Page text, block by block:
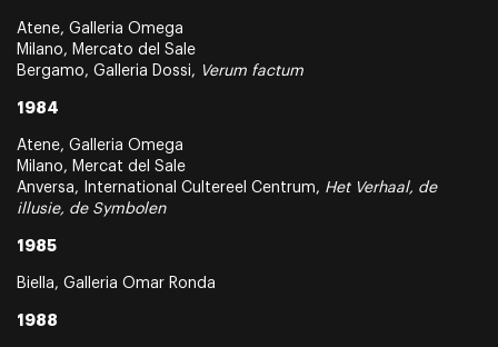
Atene, Galleria Omega
Milano, Mercato del Sale
Bergamo, Galleria Dossi, Verum factum
1984
Atene, Galleria Omega
Milano, Mercat del Sale
Anversa, International Cultereel Centrum, Het Verhaal, de
illusie, de Symbolen
1985
Biella, Galleria Omar Ronda
1988